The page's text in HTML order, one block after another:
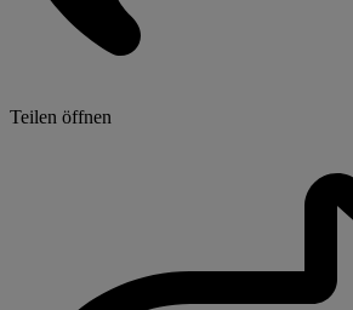
Teilen öffnen